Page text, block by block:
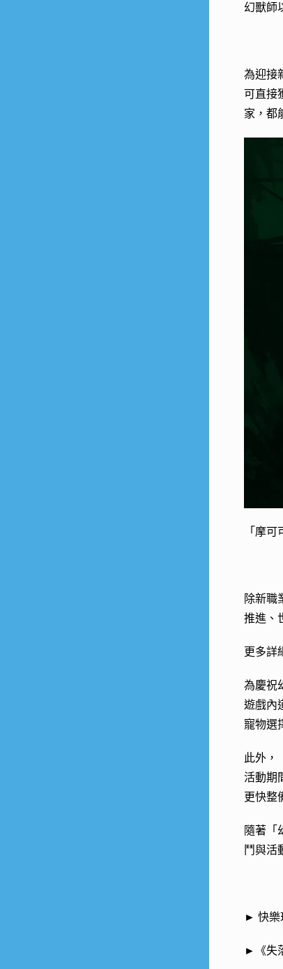
幻獸師
為迎接
可直接
家，都
「摩
除新職
推進、
更多詳
為慶祝
遊戲內
寵物選
此外，
活動期
更快整
隨著「
鬥與活
► 快樂
►《失